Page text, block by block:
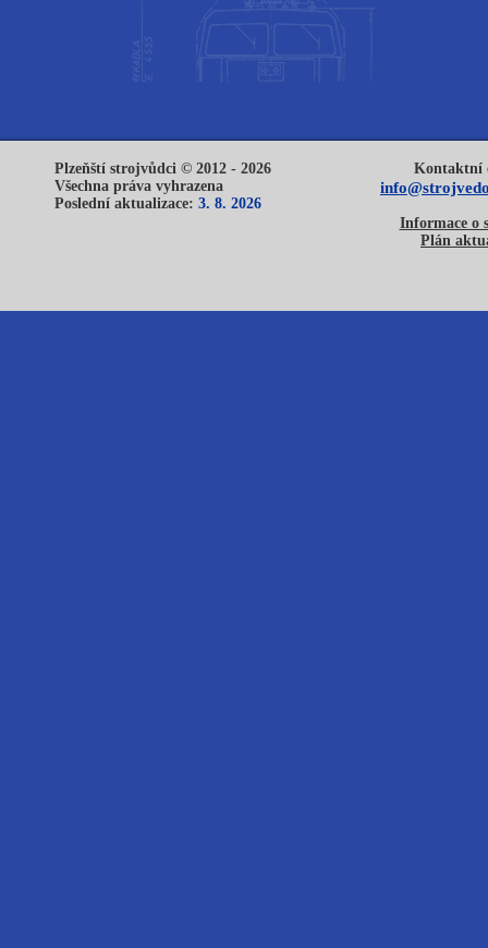
Plzeňští strojvůdci © 2012 - 2026
Všechna práva vyhrazena
Poslední aktualizace: 3. 8. 2026
Kontaktní
Informace o
Plán